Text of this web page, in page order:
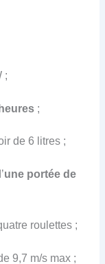
;
;
de 6 litres ;
une portée de
roulettes ;
9,7 m/s max ;